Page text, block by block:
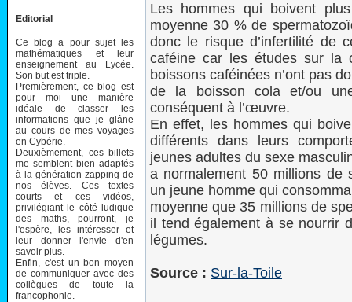
Editorial
Ce blog a pour sujet les
mathématiques et leur
enseignement au Lycée.
Son but est triple.
Premièrement, ce blog est
pour moi une manière
idéale de classer les
informations que je glâne
au cours de mes voyages
en Cybérie.
Deuxièmement, ces billets
me semblent bien adaptés
à la génération zapping de
nos élèves. Ces textes
courts et ces vidéos,
privilégiant le côté ludique
des maths, pourront, je
l'espère, les intéresser et
leur donner l'envie d'en
savoir plus.
Enfin, c'est un bon moyen
de communiquer avec des
collègues de toute la
francophonie.
Les hommes qui boivent
moyenne 30 % de
donc le risque d’infertilité de
caféine car les études sur la
boissons caféinées n’ont pas
de la boisson cola et/ou
conséquent à l’œuvre.
En effet, les hommes qui
différents dans leurs
jeunes adultes du sexe
a normalement 50 millions de
un jeune homme qui
moyenne que 35 millions de
il tend également à se nourrir
légumes.
Source : Sur-la-Toile